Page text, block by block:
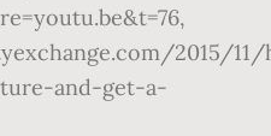
2015/
and-get-a-